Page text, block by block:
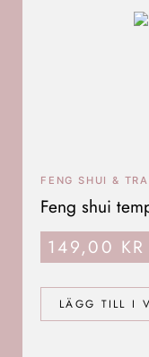
LÄGG TILL I
FENG SHUI &
Feng shui
149,00 KR